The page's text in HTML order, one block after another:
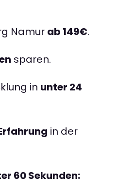
Namur ab 149€.
sparen.
in unter 24
in der
60 Sekunden: